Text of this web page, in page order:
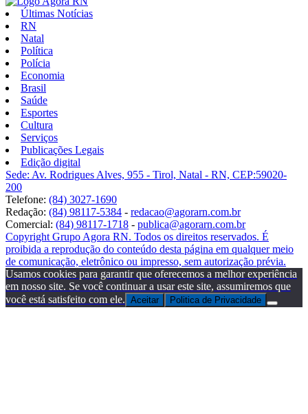
Últimas Notícias
RN
Natal
Política
Polícia
Economia
Brasil
Saúde
Esportes
Cultura
Serviços
Publicações Legais
Edição digital
Sede: Av. Rodrigues Alves, 955 - Tirol, Natal - RN, CEP:59020-
200
Telefone: (84) 3027-1690
Redação: (84) 98117-5384 - redacao@agorarn.com.br
Comercial: (84) 98117-1718 - publica@agorarn.com.br
Copyright Grupo Agora RN. Todos os direitos reservados. É
proibida a reprodução do conteúdo desta página em qualquer meio
de comunicação, eletrônico ou impresso, sem autorização prévia.
Usamos cookies para garantir que oferecemos a melhor experiência
em nosso site. Se você continuar a usar este site, assumiremos que
você está satisfeito com ele. Aceitar Politica de Privacidade